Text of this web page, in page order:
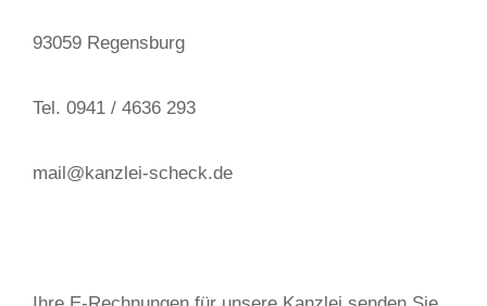
93059 Regensburg
Tel. 0941 / 4636 293
mail@kanzlei-scheck.de